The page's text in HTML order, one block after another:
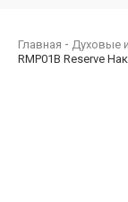
Главная Духовые
RMP01B Reserve